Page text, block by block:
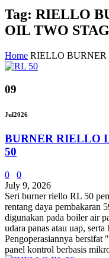
Tag: RIELLO
OIL TWO
Home RIELLO BURNER
09
Jul2026
BURNER RIELLO
50
0
0
July 9, 2026
Seri burner riello RL 50
rentang daya pembakaran
digunakan pada boiler air
udara panas atau uap,
Pengoperasiannya bersifat
panel kontrol berbasis